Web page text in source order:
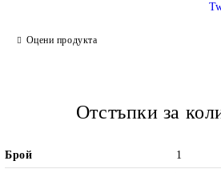
Оцени продукта
Отстъпки за
Брой 1